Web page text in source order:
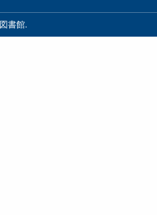
書館.